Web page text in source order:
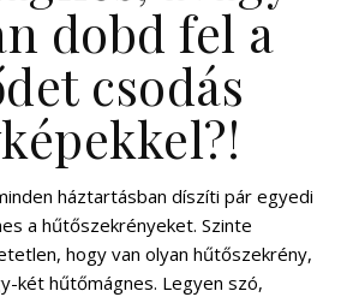
dobd fel a
csodás
háztartásban díszíti pár egyedi
a hűtőszekrényeket. Szinte
hogy van olyan hűtőszekrény,
két hűtőmágnes. Legyen szó,